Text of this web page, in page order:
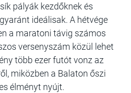
pályák kezdőknek és
ideálisak. A hétvége
a maratoni távig számos
versenyszám közül lehet
több ezer futót vonz az
miközben a Balaton őszi
élményt nyújt.